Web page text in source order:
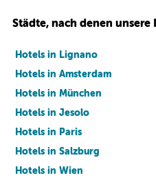
Städte, nach denen unsere
Hotels in Lignano
Hotels in Amsterdam
Hotels in München
Hotels in Jesolo
Hotels in Paris
Hotels in Salzburg
Hotels in Wien